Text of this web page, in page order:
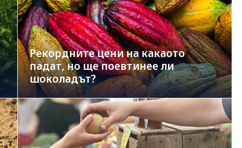
Рекордните цени на какаото
падат, но ще поевтинее ли
шоколадът?